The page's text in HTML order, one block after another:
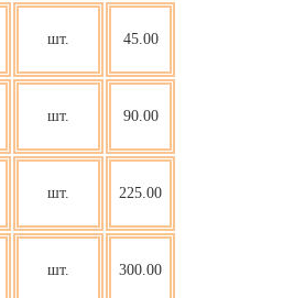
шт. 45.00
шт. 90.00
шт. 225.00
шт. 300.00